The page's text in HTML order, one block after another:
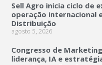
Sell Agro inicia ciclo de
operação internacional
Distribuição
agosto 5, 2026
Congresso de
liderança, IA e